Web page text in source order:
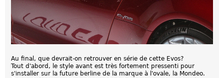
Au final, que devrait-on retrouver en série de cette Evos?
Tout d'abord, le style avant est très fortement pressenti pour
s'installer sur la future berline de la marque à l'ovale, la Mondeo.